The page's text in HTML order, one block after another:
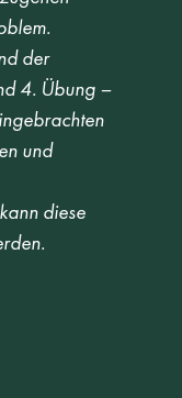
der
4. Übung –
und
diese